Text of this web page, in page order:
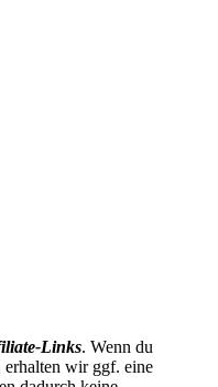
Links. Wenn du
wir ggf. eine